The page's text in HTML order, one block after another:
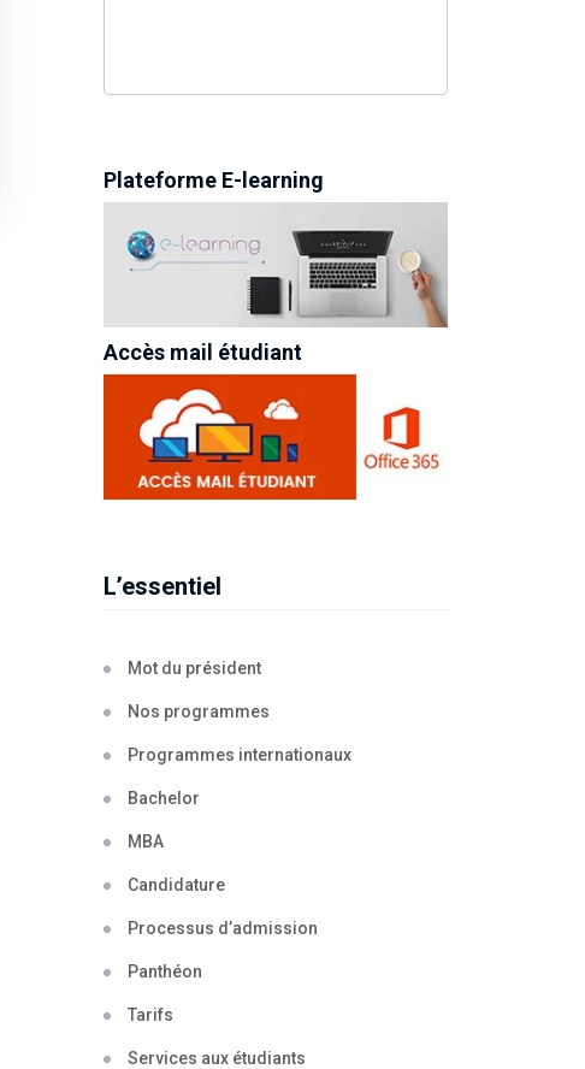
Plateforme E-learning
Accès mail étudiant
L’essentiel
Mot du président
Nos programmes
Programmes internationaux
Bachelor
MBA
Candidature
Processus d’admission
Panthéon
Tarifs
Services aux étudiants